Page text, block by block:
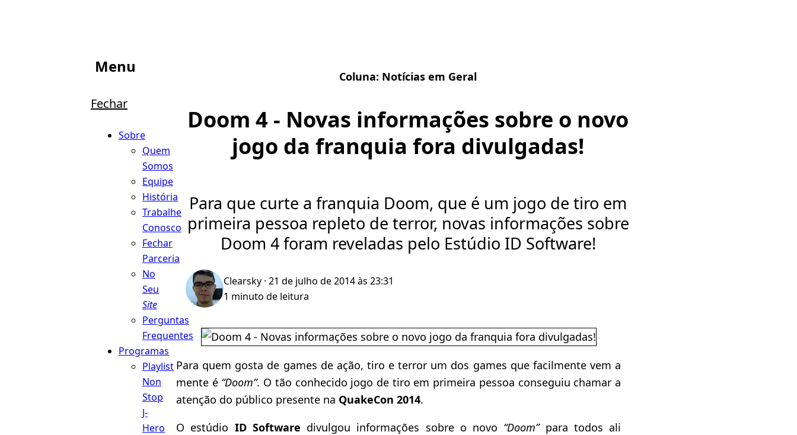
Menu
Fechar
Sobre
Quem
Somos
Equipe
História
Trabalhe
Conosco
Fechar
Parceria
No
Seu
Site
Perguntas
Frequentes
Programas
Playlist
Non
Stop
J-
Hero
Coluna: Notícias em Geral
Doom 4 - Novas informações sobre o novo
jogo da franquia fora divulgadas!
Para que curte a franquia Doom, que é um jogo de tiro em
primeira pessoa repleto de terror, novas informações sobre
Doom 4 foram reveladas pelo Estúdio ID Software!
Clearsky · 21 de julho de 2014 às 23:31
1 minuto de leitura
Para quem gosta de games de ação, tiro e terror um dos games que facilmente vem a
mente é “Doom”. O tão conhecido jogo de tiro em primeira pessoa conseguiu chamar a
atenção do público presente na QuakeCon 2014.
O estúdio ID Software divulgou informações sobre o novo “Doom”para todos ali